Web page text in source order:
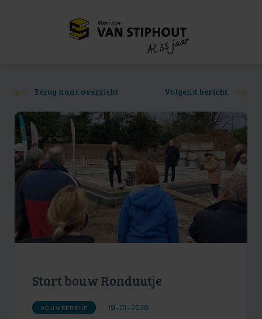
Meer dan
Al 55 jaar
Terug naar overzicht Volgend bericht
Start bouw Ronduutje
BOUWBEDRIJF 19-01-2026